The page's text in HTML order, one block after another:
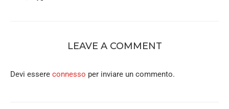
LEAVE A COMMENT
Devi essere connesso per inviare un commento.